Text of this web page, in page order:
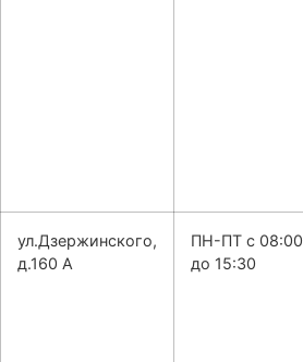
ул.Дзержинского,
д.160 А
ПН-ПТ с 08:00
до 15:30